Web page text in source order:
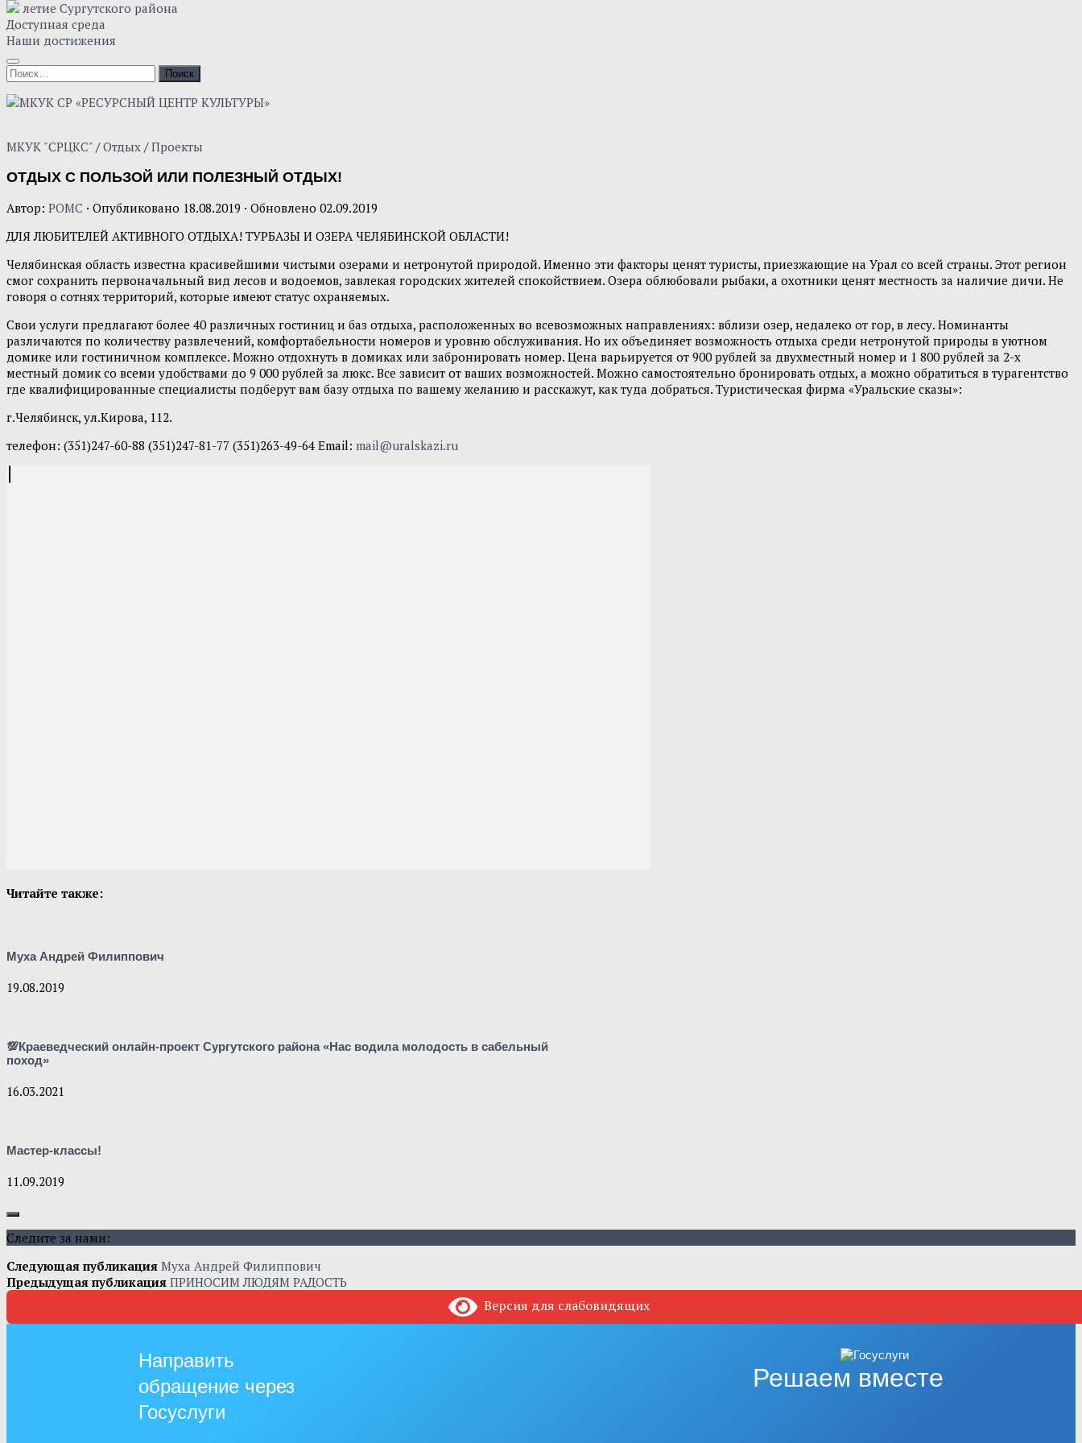
летие Сургутского района
Доступная среда
Наши достижения
Найти:
МКУК "СРЦКС" / Отдых / Проекты
ОТДЫХ С ПОЛЬЗОЙ ИЛИ ПОЛЕЗНЫЙ ОТДЫХ!
Автор: POMC · Опубликовано 18.08.2019 · Обновлено 02.09.2019
ДЛЯ ЛЮБИТЕЛЕЙ АКТИВНОГО ОТДЫХА! ТУРБАЗЫ И ОЗЕРА ЧЕЛЯБИНСКОЙ ОБЛАСТИ!
Челябинская область известна красивейшими чистыми озерами и нетронутой природой. Именно эти факторы ценят туристы, приезжающие на Урал со всей страны. Этот регион
смог сохранить первоначальный вид лесов и водоемов, завлекая городских жителей спокойствием. Озера облюбовали рыбаки, а охотники ценят местность за наличие дичи. Не
говоря о сотнях территорий, которые имеют статус охраняемых.
Свои услуги предлагают более 40 различных гостиниц и баз отдыха, расположенных во всевозможных направлениях: вблизи озер, недалеко от гор, в лесу. Номинанты
различаются по количеству развлечений, комфортабельности номеров и уровню обслуживания. Но их объединяет возможность отдыха среди нетронутой природы в уютном
домике или гостиничном комплексе. Можно отдохнуть в домиках или забронировать номер. Цена варьируется от 900 рублей за двухместный номер и 1 800 рублей за 2-х
местный домик со всеми удобствами до 9 000 рублей за люкс. Все зависит от ваших возможностей. Можно самостоятельно бронировать отдых, а можно обратиться в турагентство
где квалифицированные специалисты подберут вам базу отдыха по вашему желанию и расскажут, как туда добраться. Туристическая фирма «Уральские сказы»:
г.Челябинск, ул.Кирова, 112.
телефон: (351)247-60-88 (351)247-81-77 (351)263-49-64 Email: mail@uralskazi.ru
Читайте также:
Муха Андрей Филиппович
19.08.2019
💯Краеведческий онлайн-проект Сургутского района «Нас водила молодость в сабельный
поход»
16.03.2021
Мастер-классы!
11.09.2019
Следите за нами:
Следующая публикация Муха Андрей Филиппович
Предыдущая публикация ПРИНОСИМ ЛЮДЯМ РАДОСТЬ
Версия для слабовидящих
Решаем вместе
Направить
обращение через
Госуслуги